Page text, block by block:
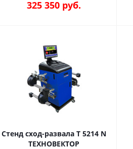
325 350 руб.
Стенд сход-развала T 5214 N
ТЕХНОВЕКТОР